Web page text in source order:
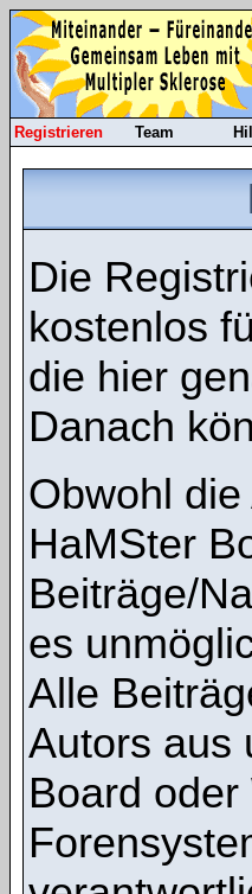
Registrieren Team
Die
kostenlos
die hier
Danach
Obwohl
HaMSter
Beiträge/
es
Alle
Autors aus
Board